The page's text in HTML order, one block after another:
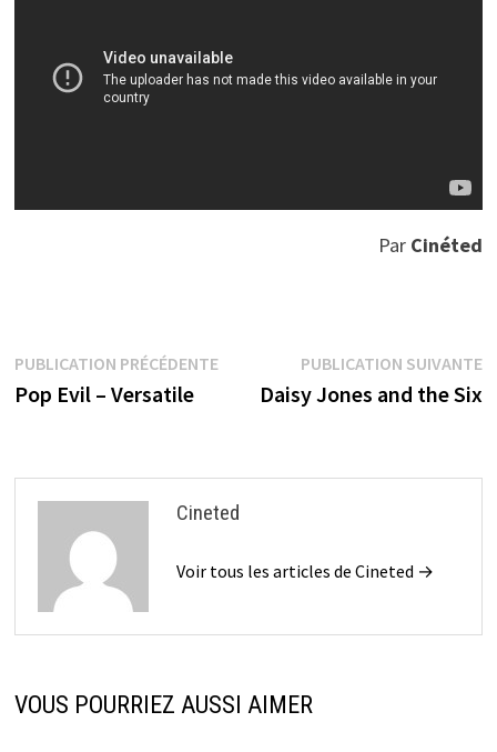
Par Cinéted
Navigation
de
PUBLICATION PRÉCÉDENTEPublication
précédente :
Pop Evil – Versatile
PUBLICATION SUIVANTE
Daisy Jones and the Six
Cineted
Voir tous les articles de Cineted →
VOUS POURRIEZ AUSSI AIMER